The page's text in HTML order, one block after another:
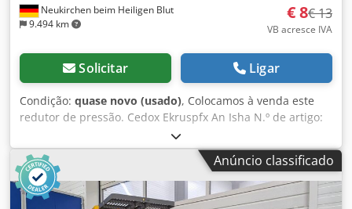
Neukirchen beim Heiligen Blut
9.494 km
€ 8€ 13
VB acresce IVA
Solicitar Ligar
Condição: quase novo (usado), Colocamos à venda este
redutor de pressão. Cedox Ekruspfx An Isha N.º de artigo:
RS3602021018 Disponíveis 5 unidades em estado como
novo. Preço de 40 € (sem IVA) para a compra de todas as
unidades. Manual de instruções disponível. Envio possível.
Sem direito a devolução ou garantia.
Anúncio classificado